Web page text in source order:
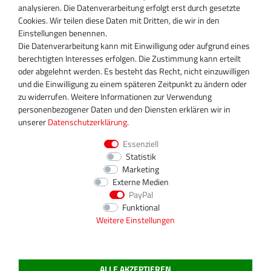
D-13509 Berlin
+49 30 340 606 740
+49 30 340 606 740
+49 30 340 606 745
info@turboservice24.de
Aktuelle Öffnungszeiten
Mo-Fr: 08:00 Uhr - 18:00 Uhr
Sa: geschlossen
analysieren. Die Datenverarbeitung erfolgt erst durch gesetzte
Cookies. Wir teilen diese Daten mit Dritten, die wir in den
Einstellungen benennen.
Die Datenverarbeitung kann mit Einwilligung oder aufgrund eines
berechtigten Interesses erfolgen. Die Zustimmung kann erteilt
oder abgelehnt werden. Es besteht das Recht, nicht einzuwilligen
und die Einwilligung zu einem späteren Zeitpunkt zu ändern oder
zu widerrufen. Weitere Informationen zur Verwendung
personenbezogener Daten und den Diensten erklären wir in
unsererDaten­schutz­erklärung.
Essenziell
Statistik
Marketing
Externe Medien
PayPal
Funktional
Weitere Einstellungen